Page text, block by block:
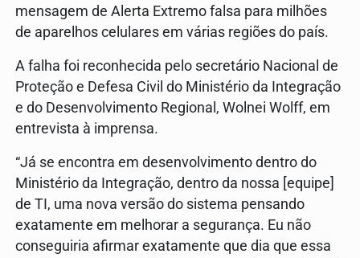
mensagem de Alerta Extremo falsa para milhões
de aparelhos celulares em várias regiões do país.
A falha foi reconhecida pelo secretário Nacional de
Proteção e Defesa Civil do Ministério da Integração
e do Desenvolvimento Regional, Wolnei Wolff, em
entrevista à imprensa.
“Já se encontra em desenvolvimento dentro do
Ministério da Integração, dentro da nossa [equipe]
de TI, uma nova versão do sistema pensando
exatamente em melhorar a segurança. Eu não
conseguiria afirmar exatamente que dia que essa